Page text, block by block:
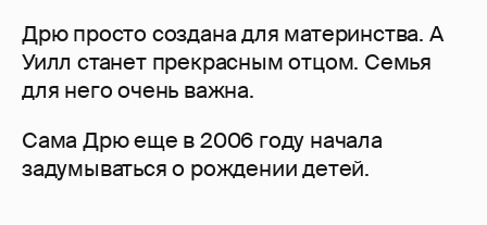
Дрю просто создана для материнства. А
Уилл станет прекрасным отцом. Семья
для него очень важна.
Сама Дрю еще в 2006 году начала
задумываться о рождении детей.